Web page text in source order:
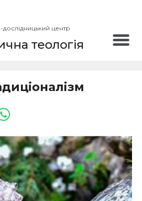
дослідницький центр
теологія